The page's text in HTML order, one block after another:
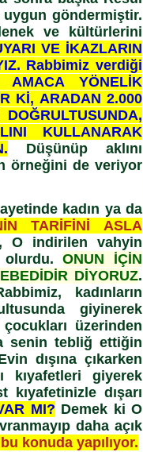
göndermiştir.
ve kültürlerini
VE İKAZLARIN
Rabbimiz verdiği
YÖNELİK
Kİ, ARADAN 2.000
KULLANARAK
Düşünüp aklını
örneğini de veriyor
kadın ya da
TARİFİNİ ASLA
O indirilen vahyin
olurdu.ONUN İÇİN
DİYORUZ.
kadınların
giyinerek
üzerinden
senin tebliğ ettiğin
dışına çıkarken
kıyafetleri giyerek
dışarı
MI? Demek ki O
daha açık
konuda yapılıyor.